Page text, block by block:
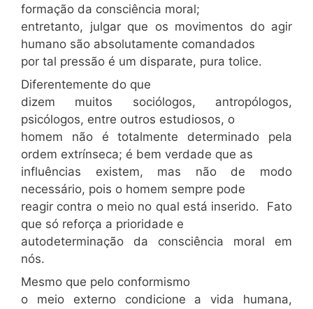
formação da consciência moral;
entretanto, julgar que os movimentos do agir
humano são absolutamente comandados
por tal pressão é um disparate, pura tolice.
Diferentemente do que
dizem muitos sociólogos, antropólogos,
psicólogos, entre outros estudiosos, o
homem não é totalmente determinado pela
ordem extrínseca; é bem verdade que as
influências existem, mas não de modo
necessário, pois o homem sempre pode
reagir contra o meio no qual está inserido. Fato
que só reforça a prioridade e
autodeterminação da consciência moral em
nós.
Mesmo que pelo conformismo
o meio externo condicione a vida humana,